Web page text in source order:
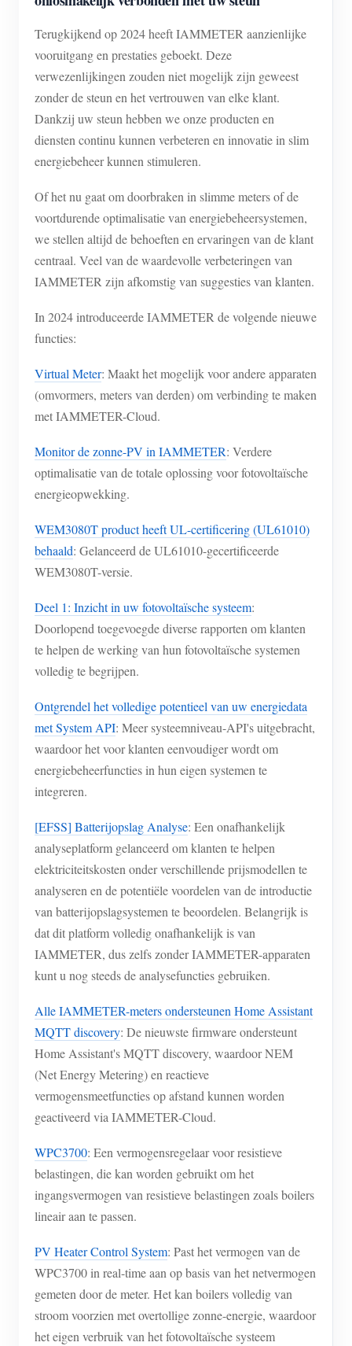
App Store
Site verkennen
PV-ranglijst
Terugkijkend op 2024 heeft IAMMETER aanzienlijke
vooruitgang en prestaties geboekt. Deze
verwezenlijkingen zouden niet mogelijk zijn geweest
zonder de steun en het vertrouwen van elke klant.
Dankzij uw steun hebben we onze producten en
diensten continu kunnen verbeteren en innovatie in slim
energiebeheer kunnen stimuleren.
Of het nu gaat om doorbraken in slimme meters of de
voortdurende optimalisatie van energiebeheersystemen,
we stellen altijd de behoeften en ervaringen van de klant
centraal. Veel van de waardevolle verbeteringen van
IAMMETER zijn afkomstig van suggesties van klanten.
In 2024 introduceerde IAMMETER de volgende nieuwe
functies:
Virtual Meter: Maakt het mogelijk voor andere apparaten
(omvormers, meters van derden) om verbinding te maken
met IAMMETER-Cloud.
Monitor de zonne-PV in IAMMETER: Verdere
optimalisatie van de totale oplossing voor fotovoltaïsche
energieopwekking.
WEM3080T product heeft UL-certificering (UL61010)
behaald: Gelanceerd de UL61010-gecertificeerde
WEM3080T-versie.
Deel 1: Inzicht in uw fotovoltaïsche systeem:
Doorlopend toegevoegde diverse rapporten om klanten
te helpen de werking van hun fotovoltaïsche systemen
volledig te begrijpen.
Ontgrendel het volledige potentieel van uw energiedata
met System API: Meer systeemniveau-API's uitgebracht,
waardoor het voor klanten eenvoudiger wordt om
energiebeheerfuncties in hun eigen systemen te
integreren.
[EFSS] Batterijopslag Analyse: Een onafhankelijk
analyseplatform gelanceerd om klanten te helpen
elektriciteitskosten onder verschillende prijsmodellen te
analyseren en de potentiële voordelen van de introductie
van batterijopslagsystemen te beoordelen. Belangrijk is
dat dit platform volledig onafhankelijk is van
IAMMETER, dus zelfs zonder IAMMETER-apparaten
kunt u nog steeds de analysefuncties gebruiken.
Alle IAMMETER-meters ondersteunen Home Assistant
MQTT discovery: De nieuwste firmware ondersteunt
Home Assistant's MQTT discovery, waardoor NEM
(Net Energy Metering) en reactieve
vermogensmeetfuncties op afstand kunnen worden
geactiveerd via IAMMETER-Cloud.
WPC3700: Een vermogensregelaar voor resistieve
belastingen, die kan worden gebruikt om het
ingangsvermogen van resistieve belastingen zoals boilers
lineair aan te passen.
PV Heater Control System: Past het vermogen van de
WPC3700 in real-time aan op basis van het netvermogen
gemeten door de meter. Het kan boilers volledig van
stroom voorzien met overtollige zonne-energie, waardoor
het eigen verbruik van het fotovoltaïsche systeem